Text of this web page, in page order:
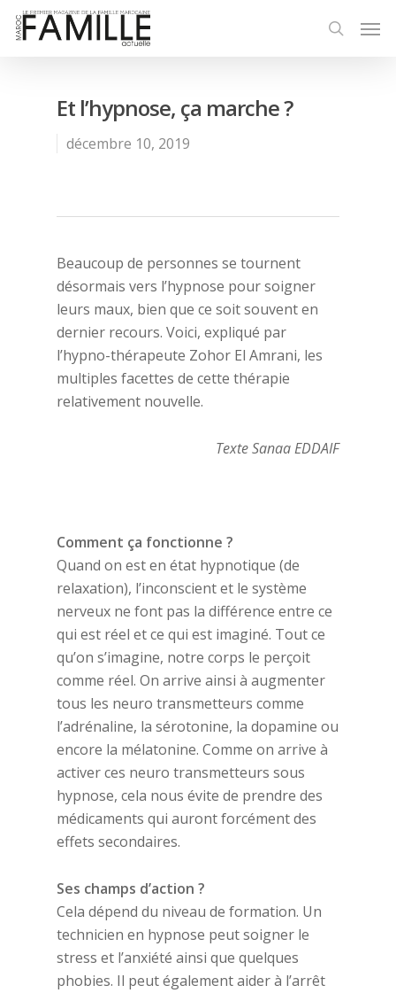
Et l’hypnose, ça marche ?
décembre 10, 2019
Beaucoup de personnes se tournent
désormais vers l’hypnose pour soigner
leurs maux, bien que ce soit souvent en
dernier recours. Voici, expliqué par
l’hypno-thérapeute Zohor El Amrani, les
multiples facettes de cette thérapie
relativement nouvelle.
Texte Sanaa EDDAIF
Comment ça fonctionne ?
Quand on est en état hypnotique (de
relaxation), l’inconscient et le système
nerveux ne font pas la différence entre ce
qui est réel et ce qui est imaginé. Tout ce
qu’on s’imagine, notre corps le perçoit
comme réel. On arrive ainsi à augmenter
tous les neuro transmetteurs comme
l’adrénaline, la sérotonine, la dopamine ou
encore la mélatonine. Comme on arrive à
activer ces neuro transmetteurs sous
hypnose, cela nous évite de prendre des
médicaments qui auront forcément des
effets secondaires.
Ses champs d’action ?
Cela dépend du niveau de formation. Un
technicien en hypnose peut soigner le
stress et l’anxiété ainsi que quelques
phobies. Il peut également aider à l’arrêt